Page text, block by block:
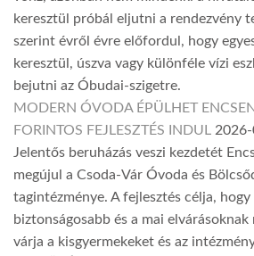
keresztül próbál eljutni a rendezvény
szerint évről évre előfordul, hogy
keresztül, úszva vagy különféle vízi
bejutni az Óbudai-szigetre.
MODERN ÓVODA ÉPÜLHET
FORINTOS FEJLESZTÉS INDUL
Jelentős beruházás veszi kezdetét
megújul a Csoda-Vár Óvoda és
tagintézménye. A fejlesztés célja,
biztonságosabb és a mai
várja a kisgyermekeket és az